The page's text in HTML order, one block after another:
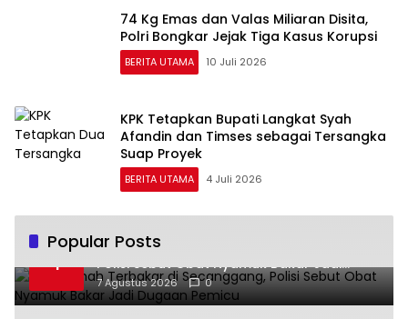
74 Kg Emas dan Valas Miliaran Disita,
Polri Bongkar Jejak Tiga Kasus Korupsi
BERITA UTAMA 10 Juli 2026
KPK Tetapkan Bupati Langkat Syah
Afandin dan Timses sebagai Tersangka
Suap Proyek
BERITA UTAMA 4 Juli 2026
Popular Posts
1
Dua Rumah Terbakar di Secanggang,
Polisi Sebut Obat Nyamuk Bakar Jadi
Dugaan Pemicu
7 Agustus 2026 0